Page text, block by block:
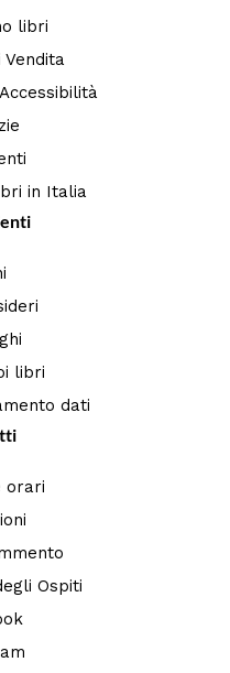
libri
Vendita
in Italia
libri
dati
orari
Ospiti